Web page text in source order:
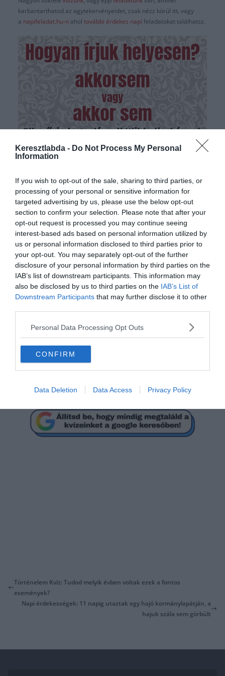
Keresztlabda - Do Not Process My Personal
Information
If you wish to opt-out of the sale, sharing to third parties, or
processing of your personal or sensitive information for
targeted advertising by us, please use the below opt-out
section to confirm your selection. Please note that after your
opt-out request is processed you may continue seeing
interest-based ads based on personal information utilized by
us or personal information disclosed to third parties prior to
your opt-out. You may separately opt-out of the further
disclosure of your personal information by third parties on the
IAB’s list of downstream participants. This information may
also be disclosed by us to third parties on the IAB’s List of
Downstream Participants that may further disclose it to other
Personal Data Processing Opt Outs
CONFIRM
Data Deletion Data Access Privacy Policy
karbantarthatod az agytekervényeidet, csak nézz körül itt, vagy
a napifeladat.hu-n ahol további érdekes napi feladatokat találhatsz.
Hirdetés
Tudod hogyan írjuk
helyesen?
akkor sem
akkorsem
Történelem Kvíz: Tudod melyik évben voltak ezek a fontos
események?
Napi érdekességek: 11 napig utaztak egy hajó kormánylapátján, a
hajuk szála sem görbült